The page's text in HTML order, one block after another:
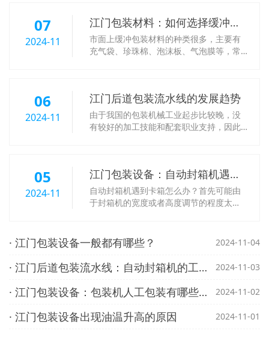
07
2024-11
江门包装材料：如何选择缓冲包
装材料
市面上缓冲包装材料的种类很多，主要有
充气袋、珍珠棉、泡沫板、气泡膜等，常
包装材料呢?咱们就来共享下，挑选缓冲包
装材料的几个方法。挑选缓冲包装材料首
先要清晰自己的需求，缓冲包装材料分为
很多
06
2024-11
江门后道包装流水线的发展趋势
由于我国的包装机械工业起步比较晚，没
有较好的加工技能和配套职业支持，因此
水线的开展相对落后的现状又加剧了供需
矛盾，而终导致了恶性循环。我国的包装
流水线职业只要尽快以科技立异、贴近用
户、
05
2024-11
江门包装设备：自动封箱机遇到
卡箱怎么办？
自动封箱机遇到卡箱怎么办？首先可能由
于封箱机的宽度或者高度调节的程度太
会有点偏差，导致高度和宽度不能达到好
的程度，使得纸箱与封箱机不能匹配，造
成卡箱的现象。解决这个问题的办法就是
先将纸箱放到封箱机的工作台面上，然后
再根据
· 江门包装设备一般都有哪些？ 2024-11-04
· 江门后道包装流水线：自动封箱机的工作原理 2024-11-03
· 江门包装设备：包装机人工包装有哪些优势？ 2024-11-02
· 江门包装设备出现油温升高的原因 2024-11-01